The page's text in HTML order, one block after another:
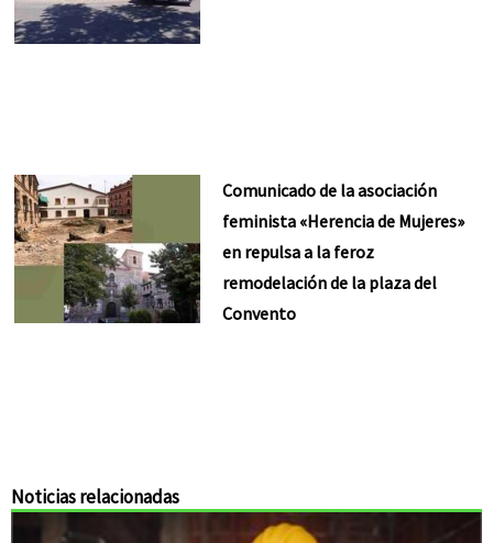
Comunicado de la asociación
feminista «Herencia de Mujeres»
en repulsa a la feroz
remodelación de la plaza del
Convento
Noticias relacionadas